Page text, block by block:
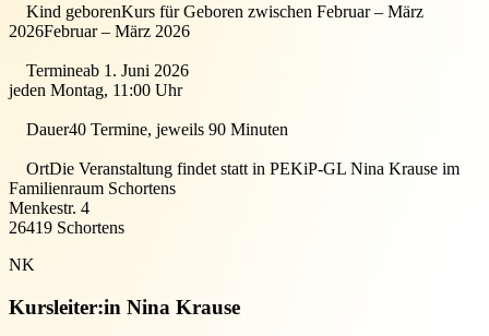
Kind geborenKurs für Geboren zwischen Februar – März
2026Februar – März 2026
Termineab 1. Juni 2026
jeden Montag, 11:00 Uhr
Dauer40 Termine, jeweils 90 Minuten
OrtDie Veranstaltung findet statt in PEKiP-GL Nina Krause im
Familienraum Schortens
Menkestr. 4
26419 Schortens
NK
Kursleiter:in Nina Krause